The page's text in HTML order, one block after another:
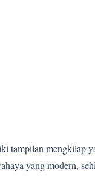
tampilan mengkilap
yang modern,